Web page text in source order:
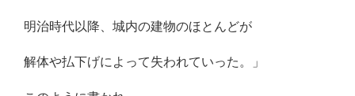
明治時代以降、城内の建物のほとんどが
解体や払下げによって失われていった。」